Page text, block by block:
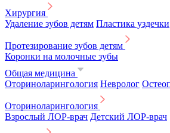
Хирургия
Удаление зубов детям Пластика уздечки
Протезирование зубов детям
Коронки на молочные зубы
Общая медицина
Оториноларингология Невролог
Оториноларингология
Взрослый ЛОР-врач Детский ЛОР-врач